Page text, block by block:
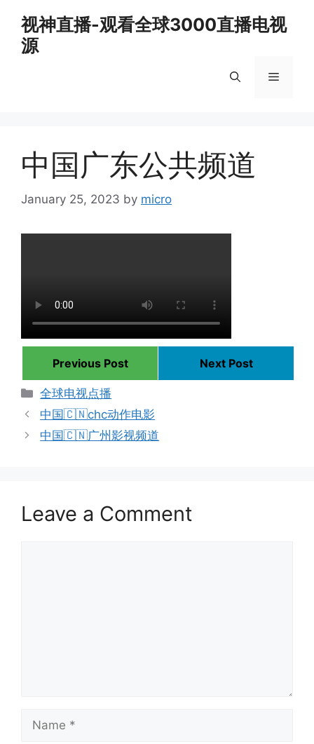
content
视神直播-观看全球3000直播电视
源
Menu
中国广东公共频道
January 25, 2023 by micro
Previous Post
Next Post
Categories
全球电视点播
中国🇨🇳chc动作电影
中国🇨🇳广州影视频道
Leave a Comment